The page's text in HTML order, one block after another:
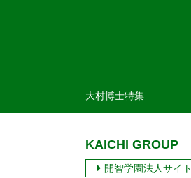
大村博士特集
KAICHI GROUP
開智学園法人サイト